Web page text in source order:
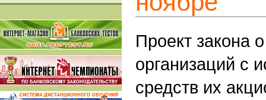
Проект закона
организаций с
средств их